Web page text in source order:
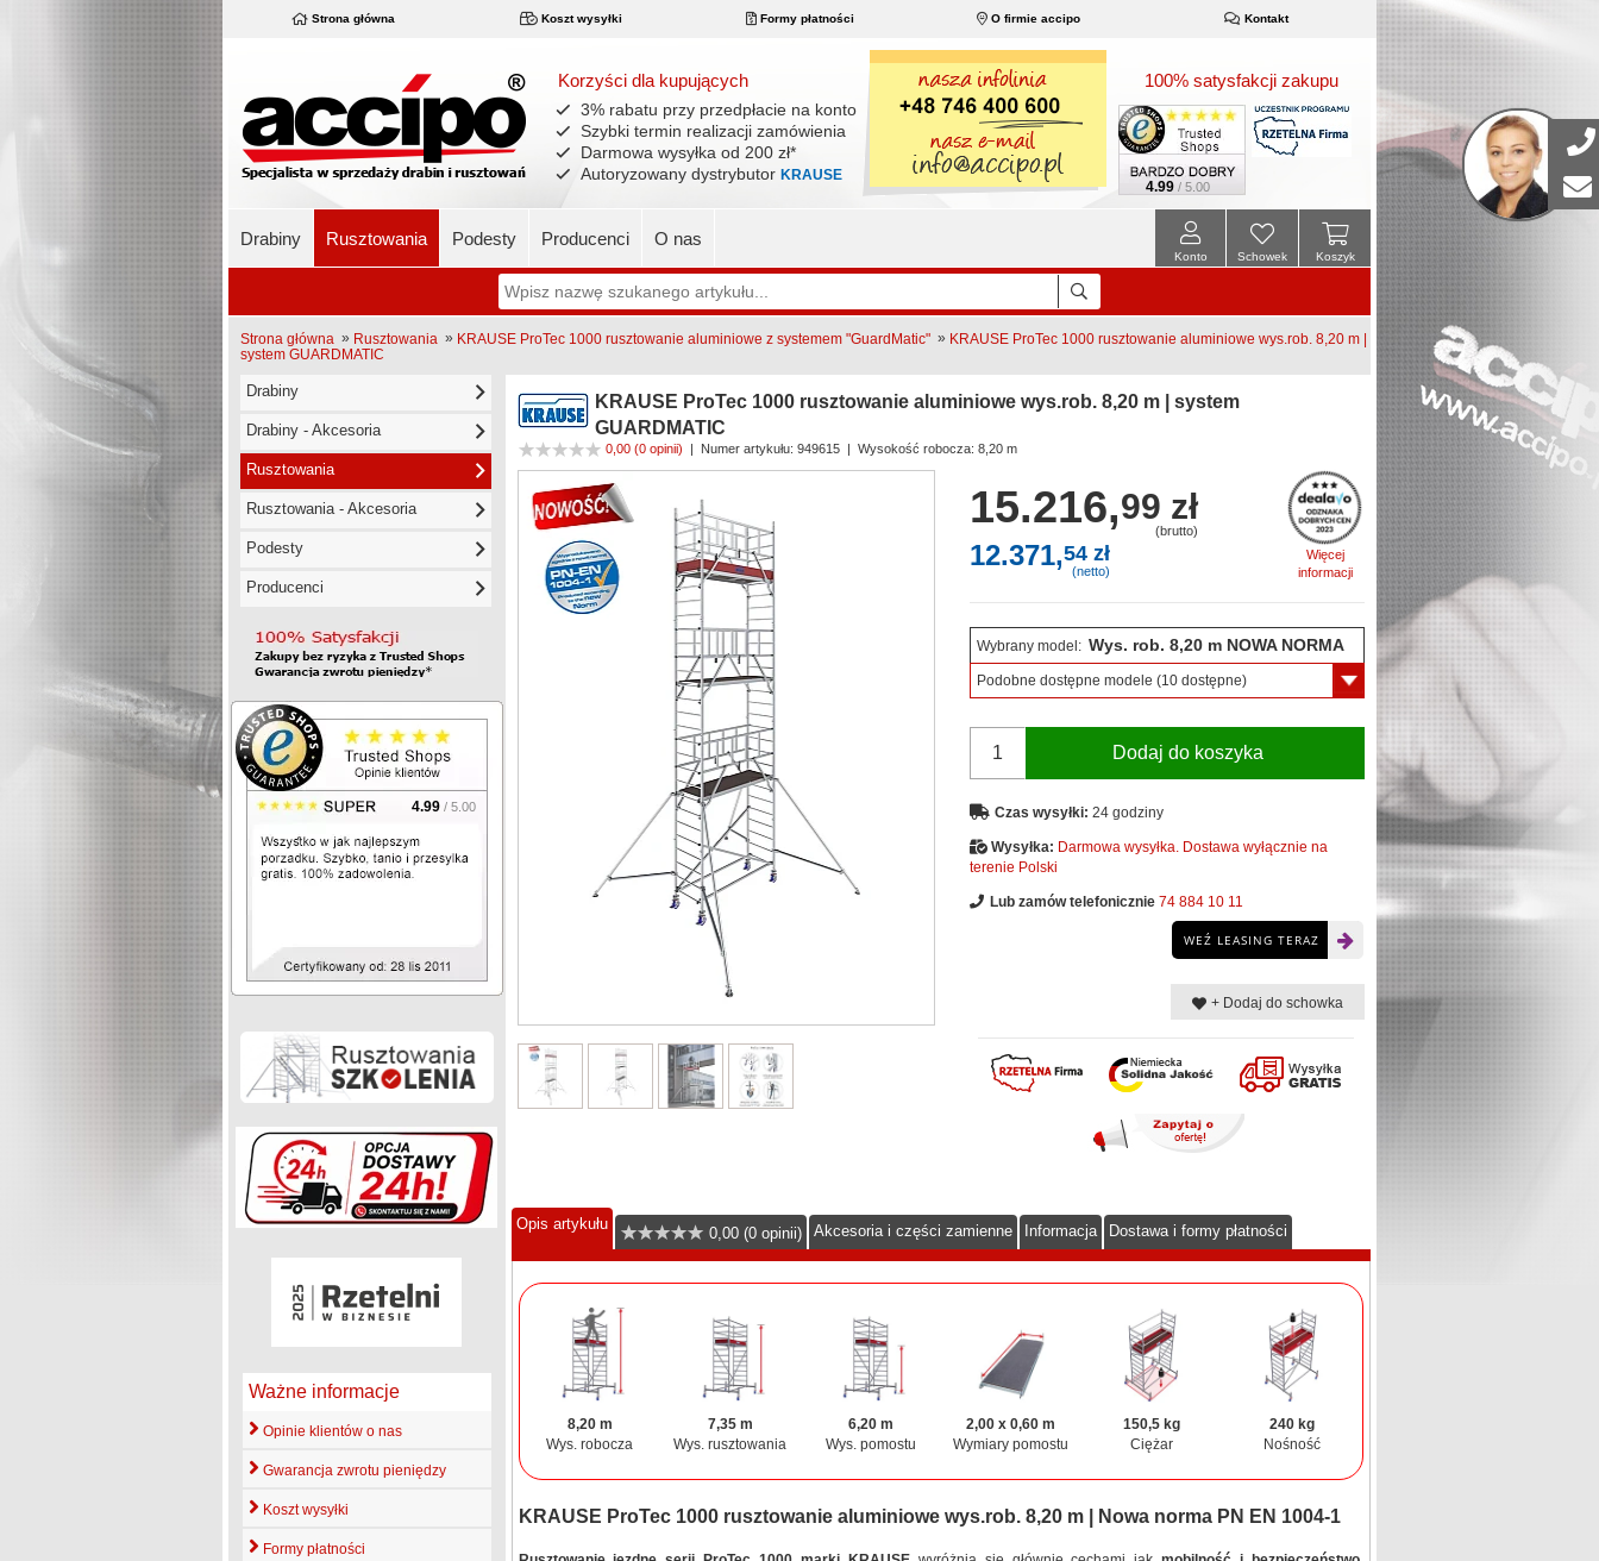
Strona główna Koszt wysyłki Formy płatności O firmie accipo Kontakt
Korzyści dla kupujących
3% rabatu przy przedpłacie na konto
Szybki termin realizacji zamówienia
Darmowa wysyłka od 200 zł*
Autoryzowany dystrybutor KRAUSE
100% satysfakcji zakupu
4.99 / 5.00
Drabiny Rusztowania Podesty Producenci O nas
Koszyk
Schowek
Konto
Strona główna » Rusztowania » KRAUSE ProTec 1000 rusztowanie aluminiowe z systemem "GuardMatic" » KRAUSE ProTec 1000 rusztowanie aluminiowe wys.rob. 8,20 m |
system GUARDMATIC
Drabiny
Drabiny - Akcesoria
Rusztowania
Rusztowania - Akcesoria
Podesty
Producenci
4.99 / 5.00
Ważne informacje
Opinie klientów o nas
Gwarancja zwrotu pieniędzy
Koszt wysyłki
Formy płatności
KRAUSE ProTec 1000 rusztowanie aluminiowe wys.rob. 8,20 m | system
GUARDMATIC
0,00 (0 opinii) | Numer artykułu: 949615 | Wysokość robocza: 8,20 m
Więcej
informacji
15.216,99 zł
(brutto)
12.371,54 zł
(netto)
Wybrany model: Wys. rob. 8,20 m NOWA NORMA
Podobne dostępne modele (10 dostępne)
Dodaj do koszyka
Czas wysyłki: 24 godziny
Wysyłka: Darmowa wysyłka. Dostawa wyłącznie na
terenie Polski
Lub zamów telefonicznie 74 884 10 11
WEŹ LEASING TERAZ
+ Dodaj do schowka
Opis artykułu
0,00 (0 opinii) Akcesoria i części zamienne Informacja Dostawa i formy płatności
8,20 m
Wys. robocza
7,35 m
Wys. rusztowania
6,20 m
Wys. pomostu
2,00 x 0,60 m
Wymiary pomostu
150,5 kg
Ciężar
240 kg
Nośność
KRAUSE ProTec 1000 rusztowanie aluminiowe wys.rob. 8,20 m | Nowa norma PN EN 1004-1